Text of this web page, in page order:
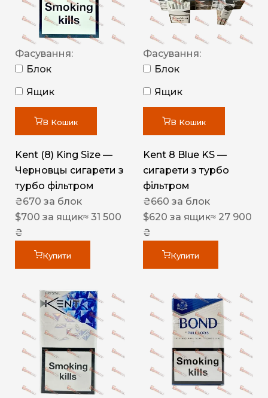
Фасування:
Блок
Ящик
В Кошик
Kent (8) King Size —
Черновцы сигарети з
турбо фільтром
₴670 за блок
$700 за ящик≈ 31 500
₴
Купити
Фасування:
Блок
Ящик
В Кошик
Kent 8 Blue KS —
сигарети з турбо
фільтром
₴660 за блок
$620 за ящик≈ 27 900
₴
Купити